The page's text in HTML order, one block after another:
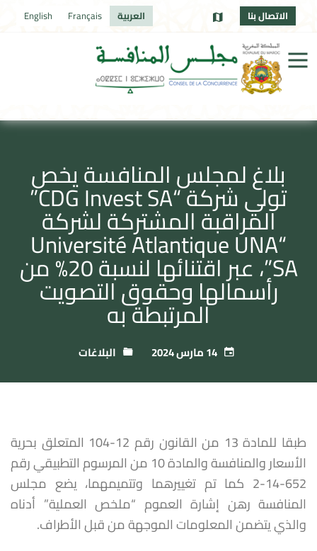
الاتصال بنا العربية Français
English
بلاغ لمجلس المنافسة يخص
تولي شركة “CDG Invest SA”
المراقبة المشتركة لشركة
“Université Atlantique UNA
SA”، عبر اقتنائها لنسبة 20% من
رأسمالها وحقوق التصويت
المرتبطة به
14 مارس 2024 البلاغات
طبقا للمادة 13 من القانون رقم 12-104 المتعلق بحرية
الأسعار والمنافسة والمادة 10 من المرسوم التطبيقي رقم
652-14-2 كما تم تغييرهما وتتميمهما، يضع مجلس
المنافسة رهن إشارة العموم “ملخص العملية” أدناه
والذي يتضمن المعلومات الموجهة من قبل الأطراف.